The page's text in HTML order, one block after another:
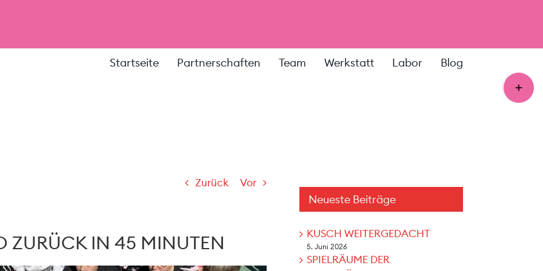
Startseite Partnerschaften Team Werkstatt Labor Blog
Zurück Vor
ZURÜCK IN 45 MINUTEN
Neueste Beiträge
KUSCH WEITERGEDACHT
5. Juni 2026
SPIELRÄUME DER
Toggle
Sliding